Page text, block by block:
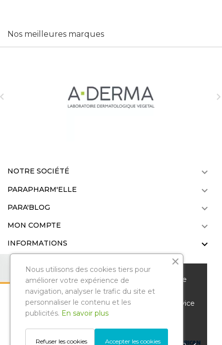
Nous vous remercions de votre visite sur notre
parapharmacie en ligne. Pour améliorer votre
expérience de navigation et vous offrir un service
personnalisé, nous utilisons des cookies et
d'autres technologies similaires.
Nos meilleures marques
NOTRE SOCIÉTÉ 
PARAPHARM'ELLE 
PARA'BLOG 
MON COMPTE 
INFORMATIONS 
Parapharmelle. Tous droits réservés.
Reproduction même partielle interdite
Gestion des avis Google
Nous utilisons des cookies tiers pour
améliorer votre expérience de
navigation, analyser le trafic du site et
personnaliser le contenu et les
publicités. En savoir plus
Accepter les cookies
Refuser les cookies